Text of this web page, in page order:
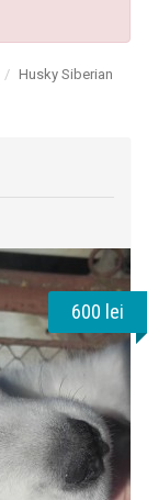
Husky Siberian
600 lei